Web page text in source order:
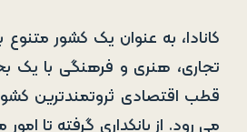
کانادا، به عنوان یک کشور متنوع
تجاری، هنری و فرهنگی با یک
قطب اقتصادی ثروتمندترین
می رود. از بانکداری گرفته تا امور